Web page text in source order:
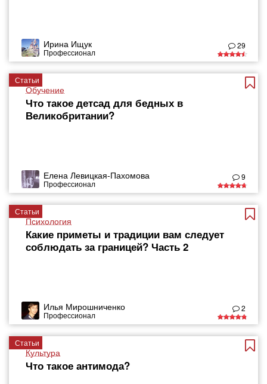
Ирина Ищук
Профессионал
29
Статьи
Обучение
Что такое детсад для бедных в
Великобритании?
Елена Левицкая-Пахомова
Профессионал
9
Статьи
Психология
Какие приметы и традиции вам следует
соблюдать за границей? Часть 2
Илья Мирошниченко
Профессионал
2
Статьи
Культура
Что такое антимода?